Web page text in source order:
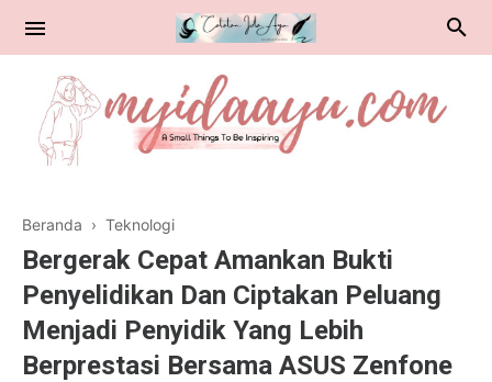
Catatan Belajar
Public Health
Travelling & Kuliner
Beranda › Teknologi
Bergerak Cepat Amankan Bukti
Penyelidikan Dan Ciptakan Peluang
Menjadi Penyidik Yang Lebih
Berprestasi Bersama ASUS Zenfone